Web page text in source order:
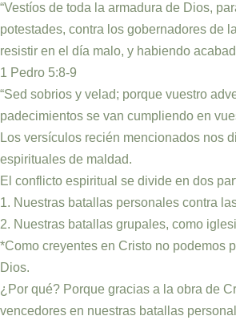
“Vestíos de toda la armadura de Dios,
potestades, contra los gobernadores de
resistir en el día malo, y habiendo
1 Pedro 5:8-9
“Sed sobrios y velad; porque vuestro
padecimientos se van cumpliendo en
Los versículos recién mencionados nos
espirituales de maldad.
El conflicto espiritual se divide en dos
1. Nuestras batallas personales contra
2. Nuestras batallas grupales, como
*Como creyentes en Cristo no podemos
Dios.
¿Por qué? Porque gracias a la obra de
vencedores en nuestras batallas